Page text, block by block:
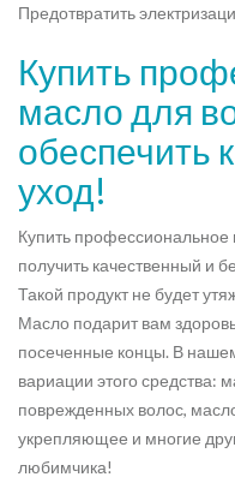
Предотвратить
Купить
масло для
обеспечить
уход!
Купить профессиональное
получить качественный и
Такой продукт не будет
Масло подарит вам
посеченные концы. В
вариации этого средства:
поврежденных волос,
укрепляющее и многие
любимчика!